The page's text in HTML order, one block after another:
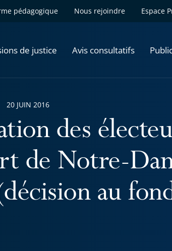
pédagogique Nous rejoindre Espace
de justice Avis consultatifs
des
de Notre-
au
20 JUIN 2016